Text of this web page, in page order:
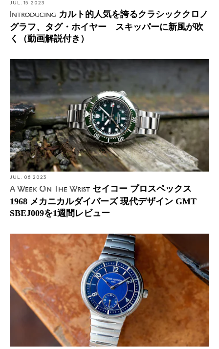
JUL. 15 2023
Introducing カルト的人気を誇るクラシッククロノ
グラフ、タグ・ホイヤー スキッパーに新風が吹
く（動画解説付き）
JUL. 08 2023
A Week On The Wrist セイコー プロスペックス
1968 メカニカルダイバーズ 現代デザイン GMT
SBEJ009を1週間レビュー